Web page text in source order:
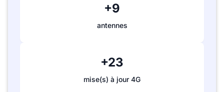
+9
antennes
+23
mise(s) à jour 4G